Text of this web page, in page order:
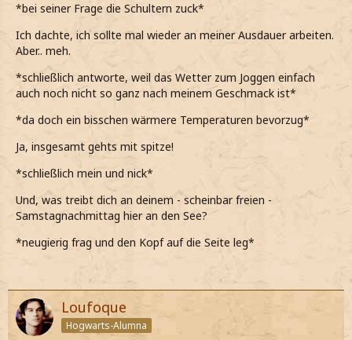
*bei seiner Frage die Schultern zuck*
Ich dachte, ich sollte mal wieder an meiner Ausdauer arbeiten.
Aber.. meh.
*schließlich antworte, weil das Wetter zum Joggen einfach
auch noch nicht so ganz nach meinem Geschmack ist*
*da doch ein bisschen wärmere Temperaturen bevorzug*
Ja, insgesamt gehts mit spitze!
*schließlich mein und nick*
Und, was treibt dich an deinem - scheinbar freien -
Samstagnachmittag hier an den See?
*neugierig frag und den Kopf auf die Seite leg*
Loufoque
Hogwarts-Alumna